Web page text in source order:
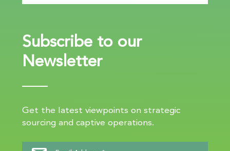
Subscribe to our
Newsletter
Get the latest viewpoints on strategic
sourcing and captive operations.